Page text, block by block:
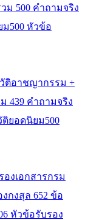
วม 500 คำถามจริง
ม500 หัวข้อ
ติอาชญากรรม +
439 คำถามจริง
ติยอดนิยม500
องเอกสารกรม
กงสุล 652 ข้อ
หัวข้อรับรอง